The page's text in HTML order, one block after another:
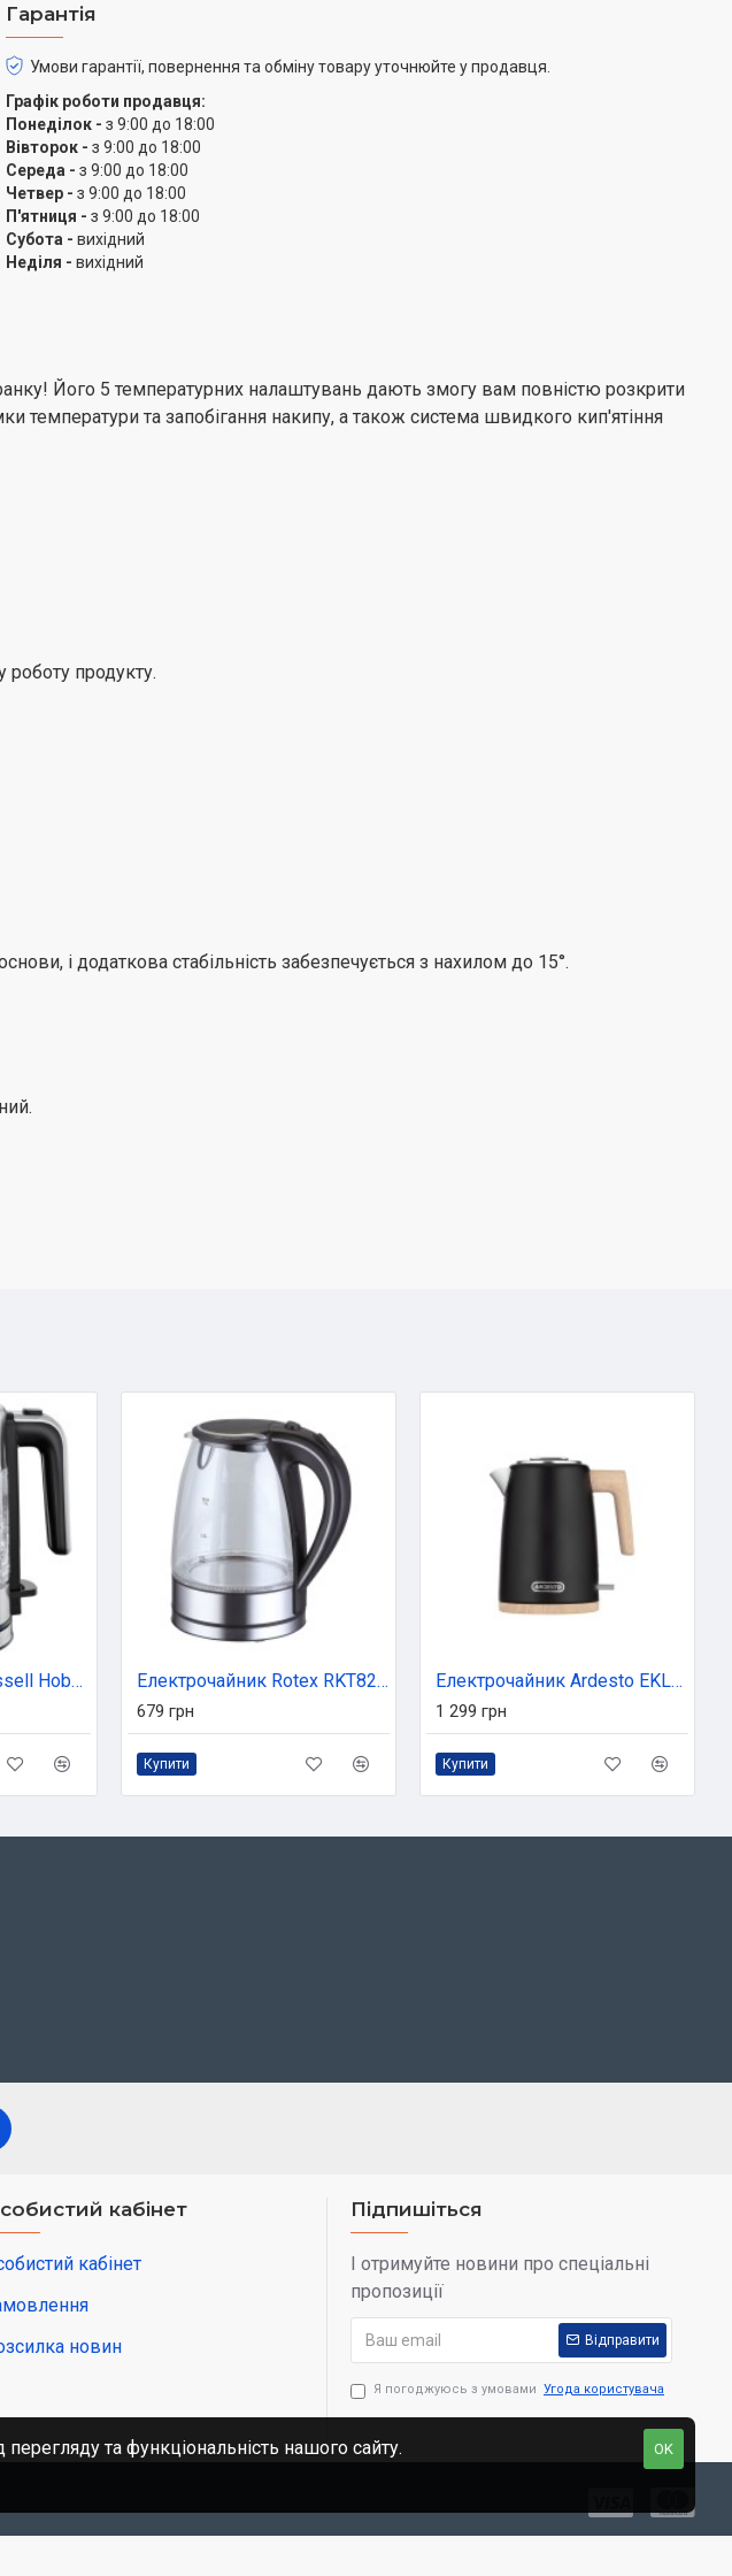
Автоматичне вимкнення з досягненням температури, коли чайник порожній
або знятий з основи, і додаткова стабільність забезпечується з нахилом до 15°.
Система швидкого кипіння
Закип'ятіть воду всього за 35 секунд (200 мл).
М'яка відкрита ручка
Для зручного захоплення й зручного використання, навіть коли чайник
повністю заповнений.
Практична відкидна кришка
Гарантія
Умови гарантії, повернення та обміну товару уточнюйте у продавця.
Графік роботи продавця:
Понеділок - з 9:00 до 18:00
Вівторок - з 9:00 до 18:00
Середа - з 9:00 до 18:00
Четвер - з 9:00 до 18:00
П'ятниця - з 9:00 до 18:00
Субота - вихідний
Неділя - вихідний
Його 5 температурних налаштувань дають змогу вам повністю розкрити
та запобігання накипу, а також система швидкого кип'ятіння
роботу продукту.
і додаткова стабільність забезпечується з нахилом до 15°.
Електрочайник Russell Hobbs CompactHome (24191-70) Електрочайник Rotex RKT82-G
679 грн
Купити
Електрочайник Ardesto EKL-F420BWD
1 299 грн
Купити
кабінет
кабінет
новин
Підпишіться
І отримуйте новини про спеціальні
пропозиції
Відправити
Я погоджуюсь з умовами Угода користувача
OK
та функціональність нашого сайту.